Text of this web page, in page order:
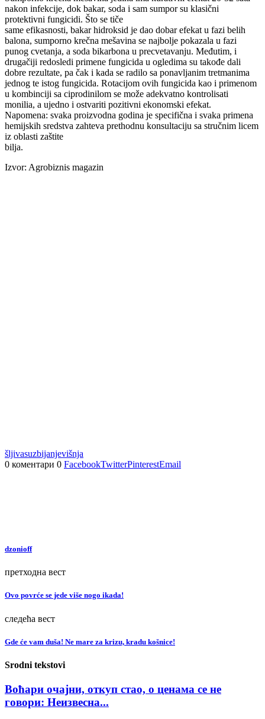
nakon infekcije, dok bakar, soda i sam sumpor su klasični
protektivni fungicidi. Što se tiče
same efikasnosti, bakar hidroksid je dao dobar efekat u fazi belih
balona, sumporno krečna mešavina se najbolje pokazala u fazi
punog cvetanja, a soda bikarbona u precvetavanju. Međutim, i
drugačiji redosledi primene fungicida u ogledima su takođe dali
dobre rezultate, pa čak i kada se radilo sa ponavljanim tretmanima
jednog te istog fungicida. Rotacijom ovih fungicida kao i primenom
u kombinciji sa ciprodinilom se može adekvatno kontrolisati
monilia, a ujedno i ostvariti pozitivni ekonomski efekat.
Napomena: svaka proizvodna godina je specifična i svaka primena
hemijskih sredstva zahteva prethodnu konsultaciju sa stručnim licem
iz oblasti zaštite
bilja.
Izvor: Agrobiznis magazin
šljivasuzbijanjevišnja
0 коментари 0 FacebookTwitterPinterestEmail
dzonioff
претходна вест
Ovo povrće se jede više nogo ikada!
следећа вест
Gde će vam duša! Ne mare za krizu, kradu košnice!
Srodni tekstovi
Воћари очајни, откуп стао, о ценама се не
говори: Неизвесна...